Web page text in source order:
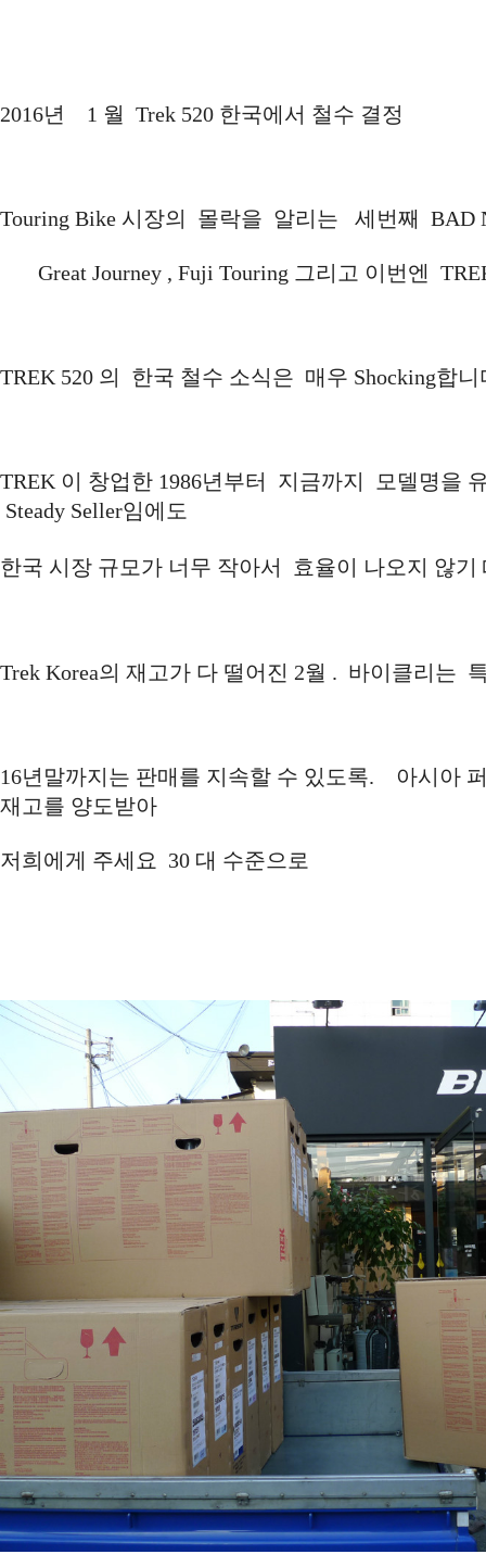
2016년 1 월 Trek 520 한국에서 철수 결정
Touring Bike 시장의 몰락을 알리는 세번째 BAD
Great Journey , Fuji Touring 그리고 이번엔
TREK 520 의 한국 철수 소식은 매우 Shocking합
TREK 이 창업한 1986년부터 지금까지 모델명을
Steady Seller임에도
한국 시장 규모가 너무 작아서 효율이 나오지 않
Trek Korea의 재고가 다 떨어진 2월 . 바이클리는
16년말까지는 판매를 지속할 수 있도록. 아시아
재고를 양도받아
저희에게 주세요 30 대 수준으로